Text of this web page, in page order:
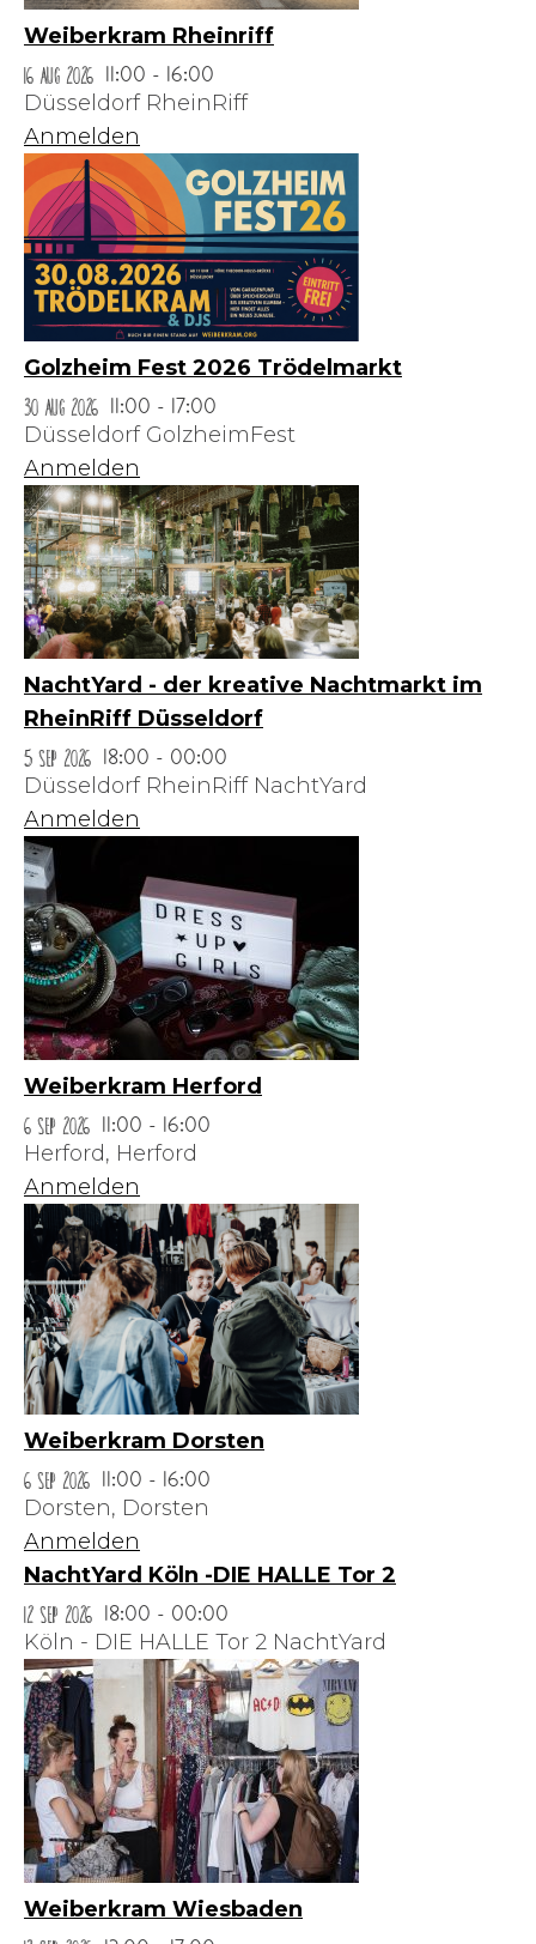
Weiberkram Rheinriff
16 Aug 2026
11:00 - 16:00
Düsseldorf RheinRiff
Anmelden
Golzheim Fest 2026 Trödelmarkt
30 Aug 2026
11:00 - 17:00
Düsseldorf GolzheimFest
Anmelden
NachtYard - der kreative Nachtmarkt im
RheinRiff Düsseldorf
5 Sep 2026
18:00 - 00:00
Düsseldorf RheinRiff NachtYard
Anmelden
Weiberkram Herford
6 Sep 2026
11:00 - 16:00
Herford, Herford
Anmelden
Weiberkram Dorsten
6 Sep 2026
11:00 - 16:00
Dorsten, Dorsten
Anmelden
NachtYard Köln -DIE HALLE Tor 2
12 Sep 2026
18:00 - 00:00
Köln - DIE HALLE Tor 2 NachtYard
Weiberkram Wiesbaden